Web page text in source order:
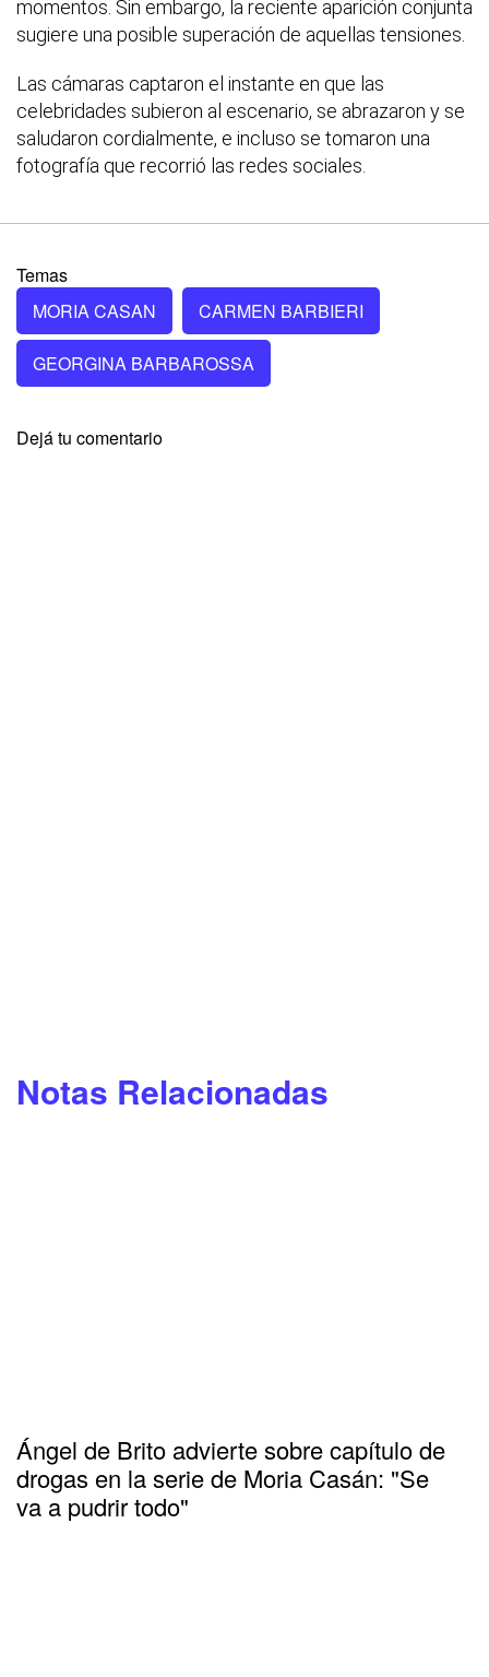
momentos. Sin embargo, la reciente aparición conjunta
sugiere una posible superación de aquellas tensiones.
Las cámaras captaron el instante en que las
celebridades subieron al escenario, se abrazaron y se
saludaron cordialmente, e incluso se tomaron una
fotografía que recorrió las redes sociales.
Temas
MORIA CASAN
CARMEN BARBIERI
GEORGINA BARBAROSSA
Dejá tu comentario
Notas Relacionadas
Ángel de Brito advierte sobre capítulo de
drogas en la serie de Moria Casán: "Se
va a pudrir todo"